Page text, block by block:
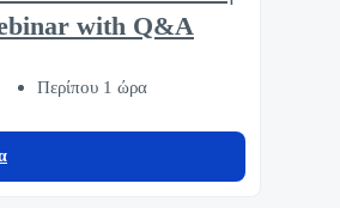
with Q&A
Περίπου 1 ώρα